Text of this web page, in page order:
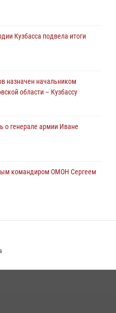
повредившего имущество
действия и защитили
Кузбасса подвела итоги
назначен начальником
области – Кузбассу
о генерале армии Иване
командиром ОМОН Сергеем